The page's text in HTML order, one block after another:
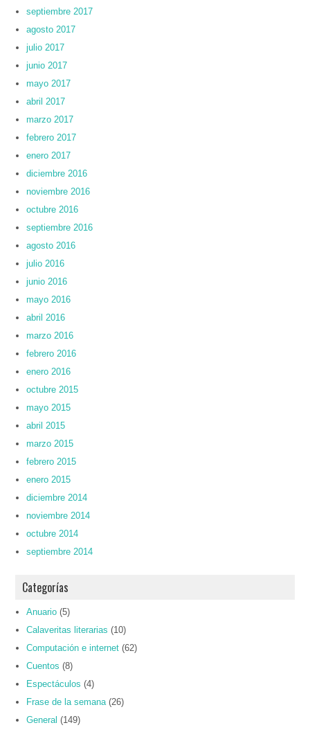
septiembre 2017
agosto 2017
julio 2017
junio 2017
mayo 2017
abril 2017
marzo 2017
febrero 2017
enero 2017
diciembre 2016
noviembre 2016
octubre 2016
septiembre 2016
agosto 2016
julio 2016
junio 2016
mayo 2016
abril 2016
marzo 2016
febrero 2016
enero 2016
octubre 2015
mayo 2015
abril 2015
marzo 2015
febrero 2015
enero 2015
diciembre 2014
noviembre 2014
octubre 2014
septiembre 2014
Categorías
Anuario (5)
Calaveritas literarias (10)
Computación e internet (62)
Cuentos (8)
Espectáculos (4)
Frase de la semana (26)
General (149)